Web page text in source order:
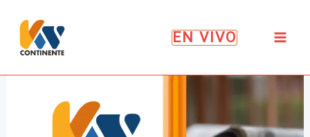
contenido
EN VIVO